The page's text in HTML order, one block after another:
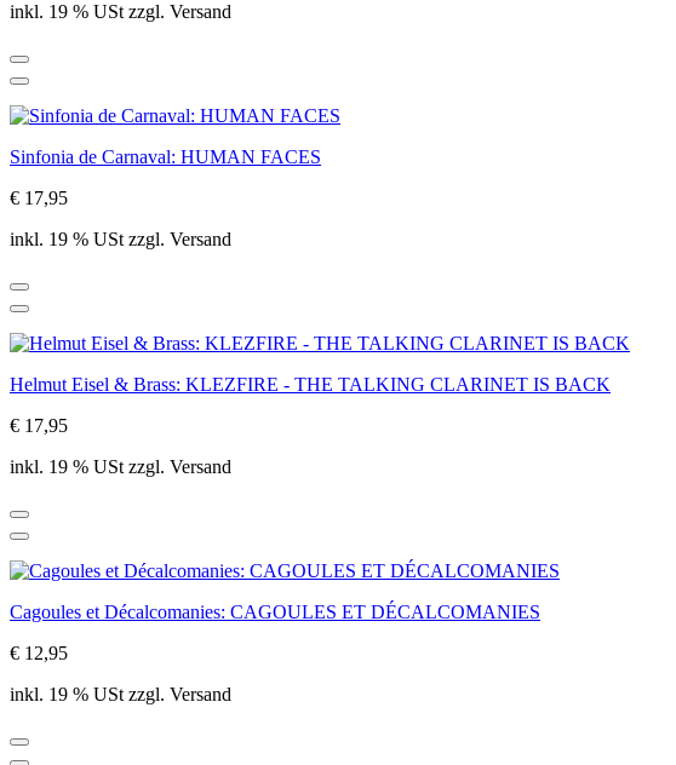
inkl. 19 % USt zzgl. Versand
Sinfonia de Carnaval: HUMAN FACES
€ 17,95
inkl. 19 % USt zzgl. Versand
Helmut Eisel & Brass: KLEZFIRE - THE TALKING CLARINET IS BACK
€ 17,95
inkl. 19 % USt zzgl. Versand
Cagoules et Décalcomanies: CAGOULES ET DÉCALCOMANIES
€ 12,95
inkl. 19 % USt zzgl. Versand